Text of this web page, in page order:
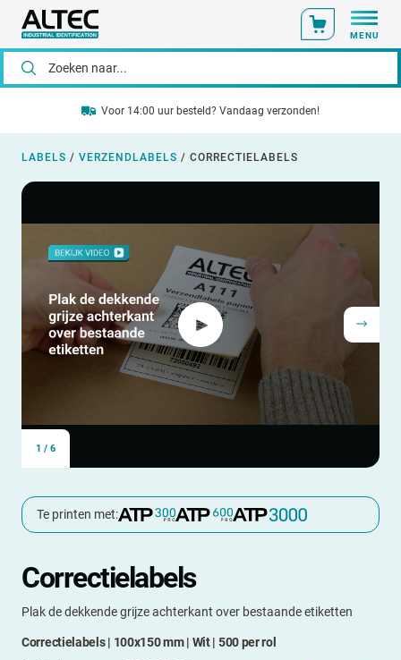
MENU
Voor 14:00 uur besteld? Vandaag verzonden!
LABELS / VERZENDLABELS / CORRECTIELABELS
1 / 6
Te printen met:
Correctielabels
Plak de dekkende grijze achterkant over bestaande etiketten
Correctielabels | 100x150 mm | Wit | 500 per rol